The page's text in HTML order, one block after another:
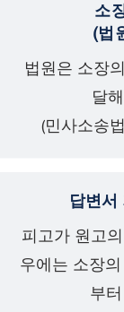
소
(법
법원은 소장
달
(민사소송
답변서
피고가 원고
우에는 소장
부